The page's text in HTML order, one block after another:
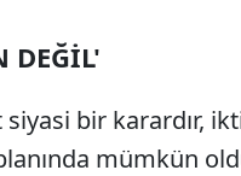
DEĞİL'
bir karardır,
mümkün